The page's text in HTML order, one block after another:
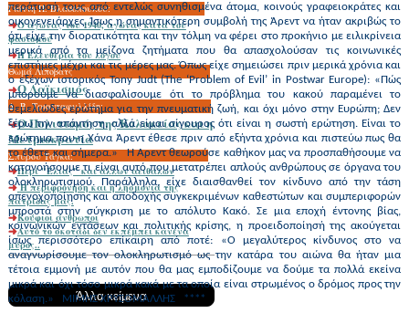
Γιάννη Π. Βλασόπουλου:
Ο αγώνας του 1940, αγώνας κατά του
φασισμού
Η Ελευθερία του λόγου
Θωμά Λίποβατς
O Λαϊκισμός
Δ. Β. Τριανταφυλλίδη:
Ο Πολιτισμός της Κολακείας και η
Μετριοκρατία
Σπύρου Τάγκα:
Περί "Ελιάς" και άλλων αειθαλών
Η περιφρόνηση και η λησμονιά της
πατρίδας μας.
Κούφιοι άνθρωποι
Aυτό το σκοτάδι δεν εκπέμπει κανένα
μύρος..
Άλλα κείμενα
περάτωσή τους από εντελώς συνηθισμένα άτομα, κοινούς γραφειοκράτες και
οικογενειάρχες. Ίσως η σημαντικότερη συμβολή της Άρεντ να ήταν ακριβώς το
ότι είχε την διορατικότητα και την τόλμη να φέρει στο προκήνιο με ειλικρίνεια
μερικά από τα μείζονα ζητήματα που θα απασχολούσαν τις κοινωνικές
επιστήμες μέχρι και τις μέρες μας. Όπως είχε σημειώσει πριν μερικά χρόνια και
ο εξέχων ιστορικός Tony Judt (The ‘Problem of Evil’ in Postwar Europe): «Πώς
μπορούμε να διασφαλίσουμε ότι το πρόβλημα του κακού παραμένει το
θεμελιώδες ερώτημα για την πνευματική ζωή, και όχι μόνο στην Ευρώπη; Δεν
ξέρω την απάντηση, αλλά είμαι σίγουρος ότι είναι η σωστή ερώτηση. Είναι το
ερώτημα που η Χάνα Άρεντ έθεσε πριν από εξήντα χρόνια και πιστεύω πως θα
το έθετε και σήμερα.» Η Άρεντ θεωρούσε καθήκον μας να προσπαθήσουμε να
κατανοήσουμε τι είναι αυτό που μετατρέπει απλούς ανθρώπους σε όργανα του
ολοκληρωτισμού. Παράλληλα, είχε διαισθανθεί τον κίνδυνο από την τάση
απενοχοποίησης και αποδοχής συγκεκριμένων καθεστώτων και συμπεριφορών
μπροστά στην σύγκριση με το απόλυτο Κακό. Σε μια εποχή έντονης βίας,
κοινωνικών εντάσεων και πολιτικής κρίσης, η προειδοποίησή της ακούγεται
ίσως περισσότερο επίκαιρη από ποτέ: «Ο μεγαλύτερος κίνδυνος στο να
αναγνωρίσουμε τον ολοκληρωτισμό ως την κατάρα του αιώνα θα ήταν μια
τέτοια εμμονή με αυτόν που θα μας εμποδίζουμε να δούμε τα πολλά εκείνα
μικρά και όχι τόσο μικρά κακά με τα οποία είναι στρωμένος ο δρόμος προς την
κόλαση.» ΜΙΜΗΣ ΧΡΥΣΟΜΑΛΛΗΣ ****